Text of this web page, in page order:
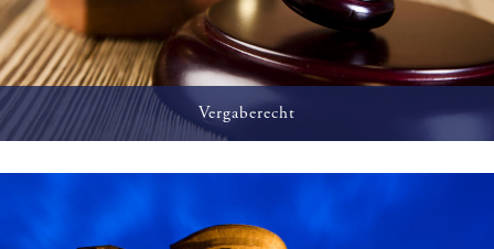
Vertretung in Vergabenachprüfungsverfahrn
Vergaberecht